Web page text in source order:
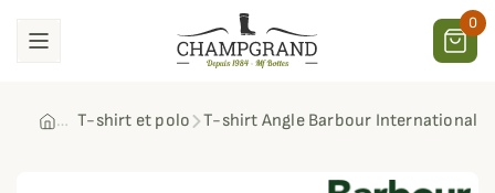
0
T-shirt et polo T-shirt Angle Barbour International